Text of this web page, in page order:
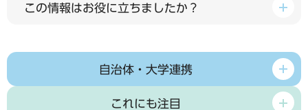
この情報はお役に立ちましたか？
自治体・大学連携
これにも注目